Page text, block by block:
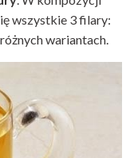
wszystkie 3 filary:
wariantach.